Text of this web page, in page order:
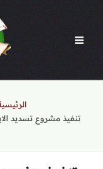
تنفيذ مشروع تسديد